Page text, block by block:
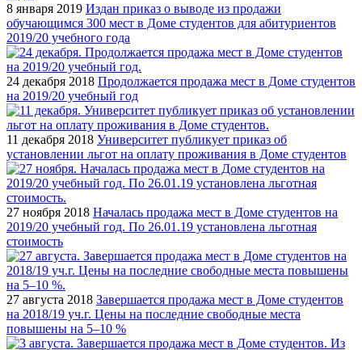
8 января 2019 Издан приказ о выводе из продажи
обучающимся 300 мест в Доме студентов для абитуриентов
2019/20 учебного года
24 декабря 2018 Продолжается продажа мест в Доме студентов
на 2019/20 учебный год
11 декабря 2018 Университет публикует приказ об
установлении льгот на оплату проживания в Доме студентов
27 ноября 2018 Началась продажа мест в Доме студентов на
2019/20 учебный год. По 26.01.19 установлена льготная
стоимость
27 августа 2018 Завершается продажа мест в Доме студентов
на 2018/19 уч.г. Цены на последние свободные места
повышены на 5–10 %